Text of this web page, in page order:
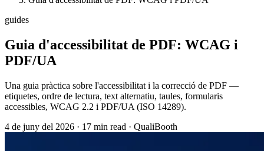
guides
Guia d'accessibilitat de PDF: WCAG i
PDF/UA
Una guia pràctica sobre l'accessibilitat i la correcció de PDF —
etiquetes, ordre de lectura, text alternatiu, taules, formularis
accessibles, WCAG 2.2 i PDF/UA (ISO 14289).
4 de juny del 2026 · 17 min read · QualiBooth